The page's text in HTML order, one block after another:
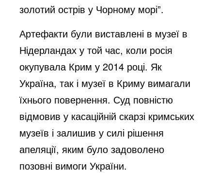
золотий острів у Чорному морі”.
Артефакти були виставлені в музеї в
Нідерландах у той час, коли росія
окупувала Крим у 2014 році. Як
Україна, так і музеї в Криму вимагали
їхнього повернення. Суд повністю
відмовив у касаційній скарзі кримських
музеїв і залишив у силі рішення
апеляції, яким було задоволено
позовні вимоги України.